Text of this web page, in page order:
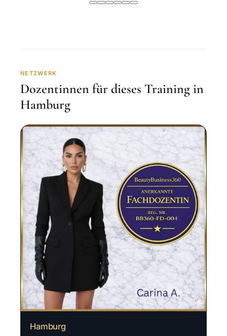
NETZWERK
Dozentinnen für dieses Training in
Hamburg
Hamburg